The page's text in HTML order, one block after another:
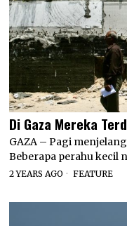
Di Gaza Mereka
GAZA – Pagi
Beberapa perahu kecil
2 YEARS AGO FEATURE